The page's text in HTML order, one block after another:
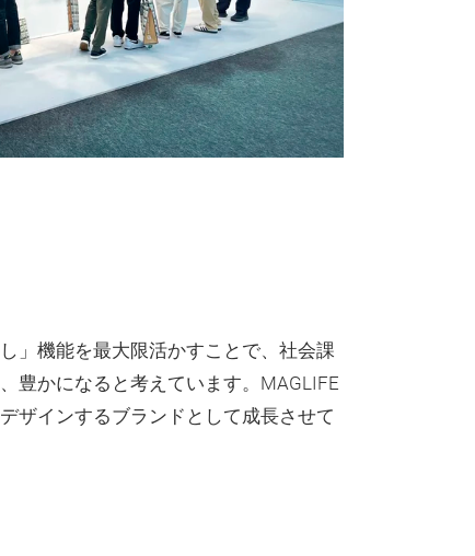
」機能を最大限活かすことで、社会課
豊かになると考えています。MAGLIFE
ザインするブランドとして成長させて